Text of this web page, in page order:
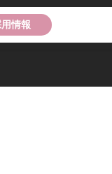
情報